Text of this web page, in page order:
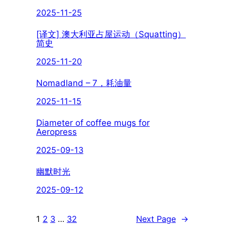
2025-11-25
[译文] 澳大利亚占屋运动（Squatting）
简史
2025-11-20
Nomadland – 7，耗油量
2025-11-15
Diameter of coffee mugs for
Aeropress
2025-09-13
幽默时光
2025-09-12
1 2 3 … 32 Next Page →